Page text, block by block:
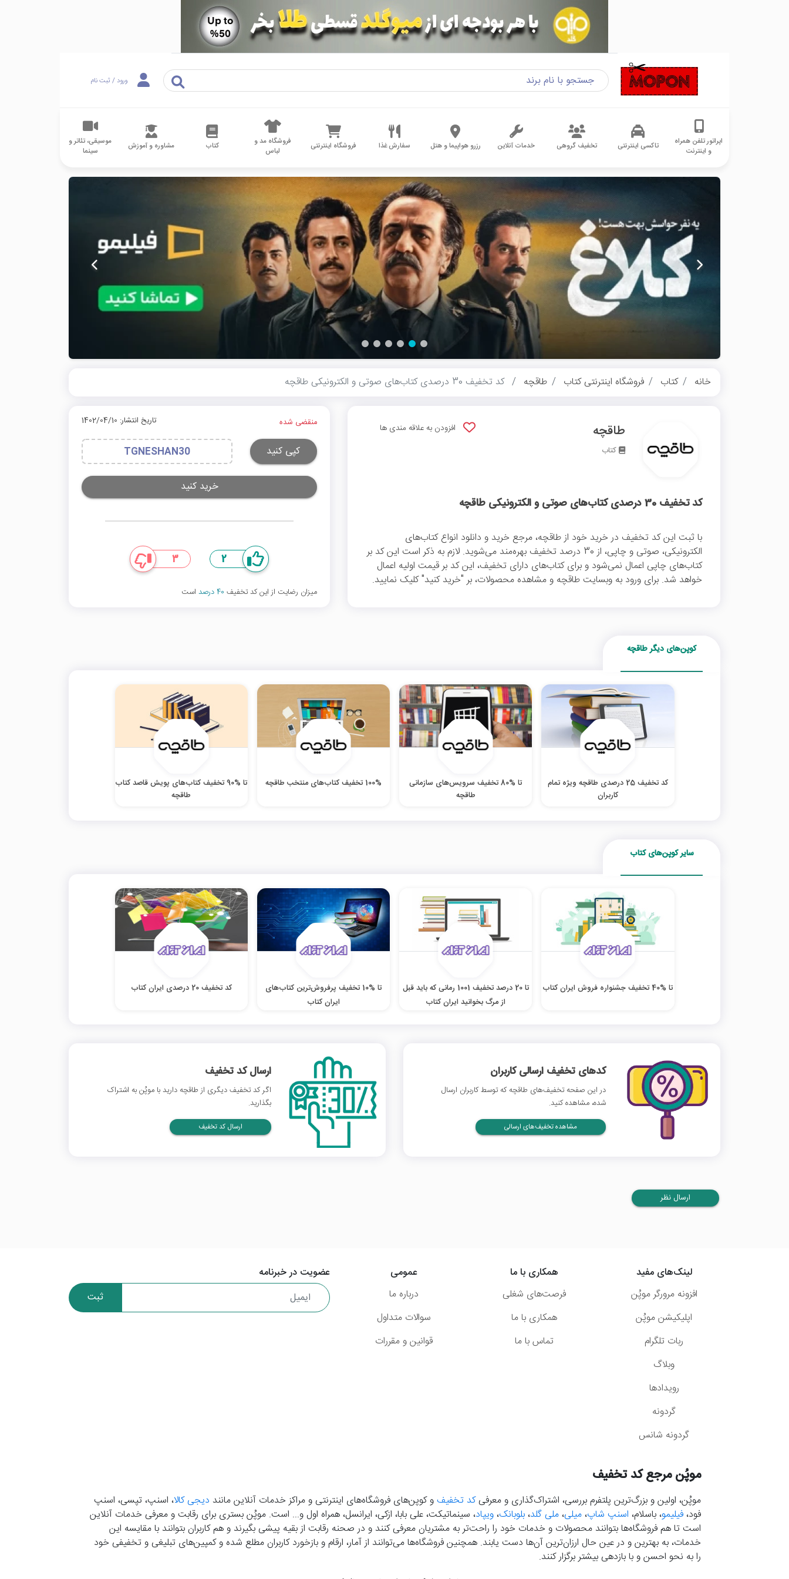
ورود / ثبت نام
اپراتور تلفن همراه
و اینترنت
تاکسی اینترنتی تخفیف گروهی خدمات آنلاین رزرو هواپیما و هتل سفارش غذا فروشگاه اینترنتی
فروشگاه مد و
لباس
کتاب مشاوره و آموزش
موسیقی، تئاتر و
سینما
خانه کتاب فروشگاه اینترنتی کتاب طاقچه کد تخفیف 30 درصدی کتاب‌های صوتی و الکترونیکی طاقچه
طاقچه
کتاب
افزودن به علاقه مندی ها
کد تخفیف 30 درصدی کتاب‌های صوتی و الکترونیکی طاقچه
با ثبت این کد تخفیف در خرید خود از طاقچه، مرجع خرید و دانلود انواع کتاب‌های
الکترونیکی، صوتی و چاپی، از 30 درصد تخفیف بهره‌مند می‌شوید. لازم به ذکر است این کد بر
کتاب‌های چاپی اعمال نمی‌شود و برای کتاب‌های دارای تخفیف، این کد بر قیمت اولیه اعمال
خواهد شد. برای ورود به وبسایت طاقچه و مشاهده محصولات، بر "خرید کنید" کلیک نمایید.
منقضی شده تاریخ انتشار: 1402/04/10
کپی کنید TGNESHAN30
خرید کنید
2
3
میزان رضایت از این کد تخفیف 40 درصد است
کوپن‌های دیگر طاقچه
کد تخفیف 25 درصدی طاقچه ویژه تمام
کاربران
تا %80 تخفیف سرویس‌های سازمانی
طاقچه
100% تخفیف کتاب‌‌های منتخب طاقچه
تا %90 تخفیف کتاب‌های پویش قاصد کتاب
طاقچه
سایر کوپن‌های کتاب
تا %40 تخفیف جشنواره فروش ایران کتاب
تا 20 درصد تخفیف 1001 رمانی که باید قبل
از مرگ بخوانید ایران کتاب
تا %10 تخفیف پرفروش‌ترین کتاب‌های
ایران کتاب
کد تخفیف 20 درصدی ایران کتاب
کدهای تخفیف ارسالی کاربران
در این صفحه تخفیف‌های طاقچه که توسط کاربران ارسال
شده، مشاهده کنید.
مشاهده تخفیف‌های ارسالی
ارسال کد تخفیف
اگر کد تخفیف دیگری از طاقچه دارید با موپُن به اشتراک
بگذارید.
ارسال کد تخفیف
ارسال نظر
عضویت در خبرنامه
ثبت
لینک‌های مفید
افزونه مرورگر موپُن
اپلیکیشن موپُن
ربات تلگرام
وبلاگ
رویدادها
گردونه
گردونه شانس
همکاری با ما
فرصت‌های شغلی
همکاری با ما
تماس با ما
عمومی
درباره ما
سوالات متداول
قوانین و مقررات
موپُن مرجع کد تخفیف
موپُن، اولین و بزرگ‌ترین پلتفرم بررسی، اشتراک‌گذاری و معرفیکد تخفیفو کوپن‌های فروشگاه‌های اینترنتی و مراکز خدمات آنلاین مانند دیجی کالا، اسنپ، تپسی، اسنپ
فود، فیلیمو، باسلام، اسنپ شاپ، میلی، ملی گلد، بلوبانک، ویپاد، سینماتیکت، علی بابا، ازکی، ایرانسل، همراه اول و... است. موپُن بستری برای رقابت و معرفی خدمات آنلاین
است تا هم فروشگاه‌ها بتوانند محصولات و خدمات خود را راحت‌تر به مشتریان معرفی کنند و در صحنه رقابت از بقیه پیشی بگیرند و هم کاربران بتوانند با مقایسه این
خدمات، به بهترین و در عین حال ارزان‌ترین آن‌ها دست‌ یابند. همچنین فروشگاه‌ها می‌توانند از آمار، ارقام و بازخورد کاربران مطلع شده و کمپین‌های تبلیغی و تخفیفی خود
را به نحو احسن و با بازدهی بیشتر برگزار کنند.